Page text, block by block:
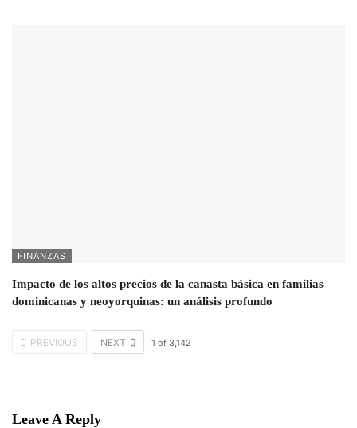
FINANZAS
Impacto de los altos precios de la canasta básica en familias
dominicanas y neoyorquinas: un análisis profundo
PREVIOUS NEXT 1 of 3,142
Leave A Reply